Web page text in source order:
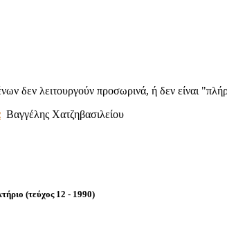
δεν λειτουργούν προσωρινά, ή δεν είναι
Βαγγέλης Χατζηβασιλείου
12 - 1990)